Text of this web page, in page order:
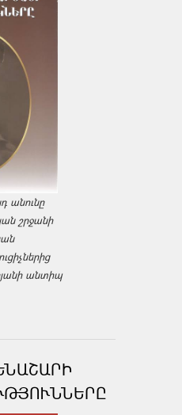
անունը
շրջանի
անտիպ